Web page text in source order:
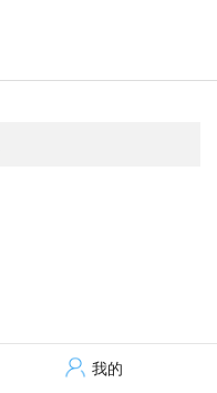
我的